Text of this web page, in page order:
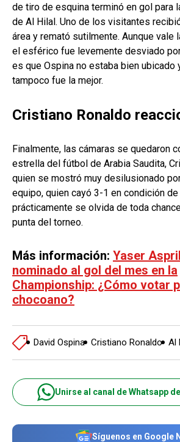
de tiro de esquina terminó en gol para
de Al Hilal. Uno de los visitantes
área y remató sutilmente. Aunque vale
el esférico fue levemente desviado
es que Ospina no estaba bien ubicado
tampoco fue la mejor.
Cristiano Ronaldo
Finalmente, las cámaras se quedaron
estrella del fútbol de Arabia Saudita,
quien se mostró muy desilusionado
equipo, quien cayó 3-1 en condición
prácticamente se olvida de toda
punta del torneo.
Más información: Yaser
nominado al gol del mes en la
Championship: ¿Cómo votar
chocoano?
David Ospina Cristiano Ronaldo Al
Unirse al canal de Whatsapp
Síguenos en Google